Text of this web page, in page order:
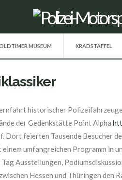
MUSEUM KRADSTAFFEL
historischer
der Gedenkstätte Point Alpha
Dort feierten Tausende Besucher
umfangreichen Programm in
Ausstellungen,
Hessen und Thüringen den